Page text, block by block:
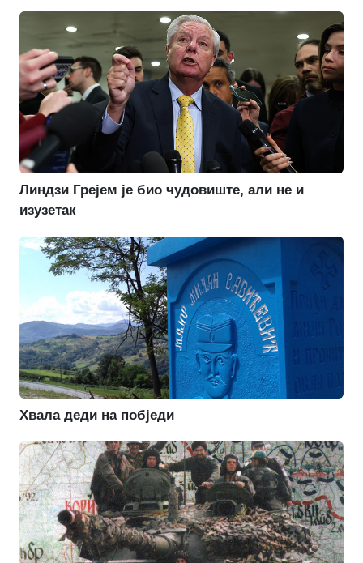
Линдзи Грејем је био чудовиште, али не и
изузетак
Хвала деди на побједи